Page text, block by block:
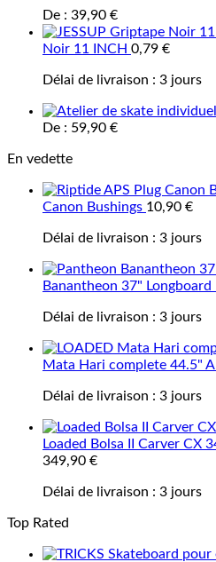
De : 39,90 €
Noir 11 INCH 0,79 €
Délai de livraison : 3 jours
De : 59,90 €
En vedette
Canon Bushings 10,90 €
Délai de livraison : 3 jours
Banantheon 37" Longboard
Délai de livraison : 3 jours
Mata Hari complete 44.5"
Délai de livraison : 3 jours
Loaded Bolsa II Carver CX
349,90 €
Délai de livraison : 3 jours
Top Rated